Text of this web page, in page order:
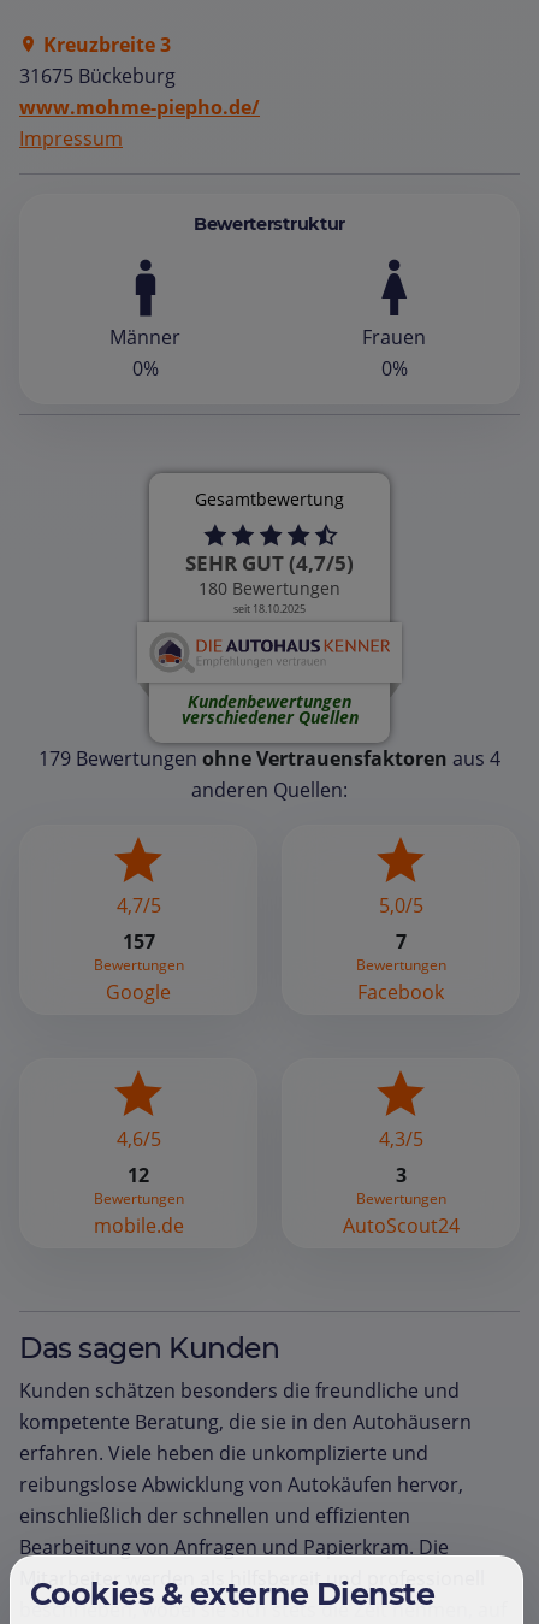
Kreuzbreite 3
31675 Bückeburg
www.mohme-piepho.de/
Impressum
Bewerterstruktur
Männer
0%
Frauen
0%
Gesamtbewertung
SEHR GUT (4,7/5)
180 Bewertungen
seit 18.10.2025
Kundenbewertungen
verschiedener Quellen
179 Bewertungen ohne Vertrauensfaktoren aus 4
anderen Quellen:
4,7/5
157
Bewertungen
Google
5,0/5
7
Bewertungen
Facebook
4,6/5
12
Bewertungen
mobile.de
4,3/5
3
Bewertungen
AutoScout24
Das sagen Kunden
Kunden schätzen besonders die freundliche und
kompetente Beratung, die sie in den Autohäusern
erfahren. Viele heben die unkomplizierte und
reibungslose Abwicklung von Autokäufen hervor,
einschließlich der schnellen und effizienten
Bearbeitung von Anfragen und Papierkram. Die
Mitarbeiter werden als hilfsbereit und professionell
beschrieben, wobei sie sich stets die Zeit nehmen, auf
Cookies & externe Dienste